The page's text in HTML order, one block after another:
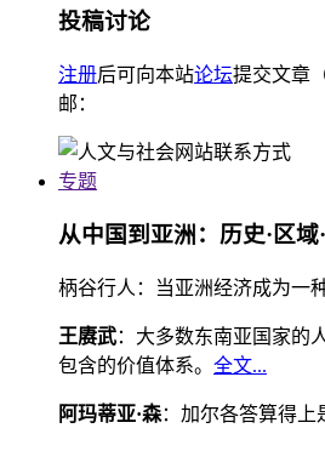
投稿讨论
注册后可向本站论坛提交文章
邮：
专题
从中国到亚洲：历史·区域
柄谷行人：当亚洲经济成为一
王赓武：大多数东南亚国家的
包含的价值体系。 全文...
阿玛蒂亚·森：加尔各答算得